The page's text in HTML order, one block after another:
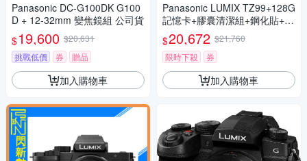
Panasonic DC-G100DK G100
D + 12-32mm 變焦鏡組 公司貨
$19,600 $20,631
挑戰低價
券 贈品
加入購物車
Panasonic LUMIX TZ99+128G
記憶卡+膠囊清潔組+鋼化貼+水
晶保護鏡+2614相機包+NITEC
ORE BB nano 迷你電動氣吹
(公司貨)
$20,672 $21,760
限時下殺
券
加入購物車